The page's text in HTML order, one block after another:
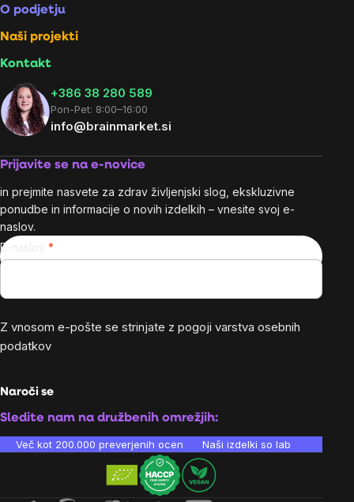
O podjetju
Naši projekti
Kontakt
+386 38 280 589
Pon-Pet: 8:00–16:00
info@brainmarket.si
Prijavite se na e-novice
in prejmite nasvete za zdrav življenjski slog, ekskluzivne
ponudbe in informacije o novih izdelkih – vnesite svoj e-
naslov.
E-naslov
Z vnosom e-pošte se strinjate z pogoji varstva osebnih
podatkov
Naroči se
Sledite nam na družbenih omrežjih:
Več kot 200.000 preverjenih ocen Naši izdelki so laboratorijsko